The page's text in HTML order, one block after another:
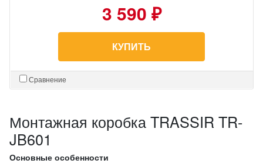
3 590 ₽
КУПИТЬ
Сравнение
Монтажная коробка TRASSIR TR-
JB601
Основные особенности